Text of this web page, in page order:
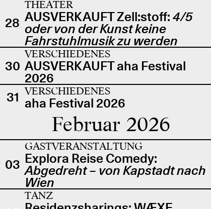
28
THEATER
AUSVERKAUFT Zell:stoff: 4/5
oder von der Kunst keine
Fahrstuhlmusik zu werden
30
VERSCHIEDENES
AUSVERKAUFT aha Festival
2026
31 VERSCHIEDENES
aha Festival 2026
Februar 2026
03
GASTVERANSTALTUNG
Explora Reise Comedy:
Abgedreht – von Kapstadt nach
Wien
TANZ